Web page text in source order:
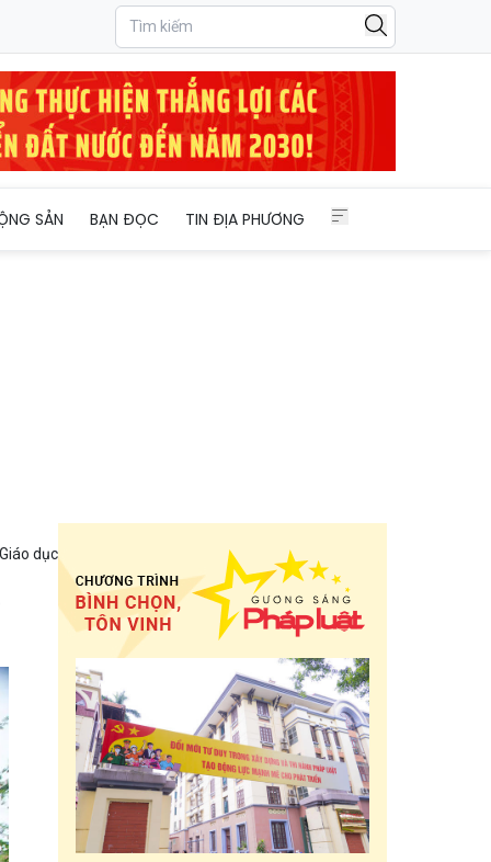
SẢN BẠN ĐỌC TIN ĐỊA PHƯƠNG
dục